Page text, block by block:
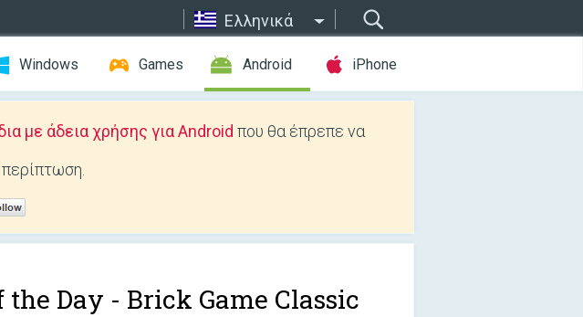
Ελληνικά
Windows Games Android iPhone
με άδεια χρήσης για Android που θα έπρεπε να
Day - Brick Game Classic